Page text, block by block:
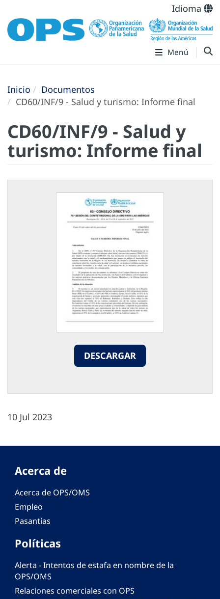
Idioma
Menú
Inicio
Documentos
CD60/INF/9 - Salud y turismo: Informe final
CD60/INF/9 - Salud y
turismo: Informe final
DESCARGAR
10 Jul 2023
Acerca de
Acerca de OPS/OMS
Empleo
Pasantías
Políticas
Alerta - Intentos de estafa en nombre de la
OPS/OMS
Relaciones comerciales con OPS